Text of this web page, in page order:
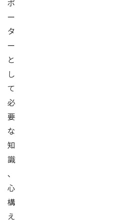
ポ
ー
タ
ー
と
し
て
必
要
な
知
識
、
心
構
え